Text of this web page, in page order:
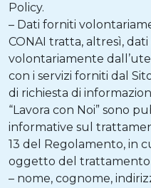
Policy.
– Dati forniti
CONAI tratta, altresì,
volontariamente
con i servizi forniti dal
di richiesta di
“Lavora con Noi” sono
informative sul
13 del Regolamento, in
oggetto del trattamento
– nome, cognome,